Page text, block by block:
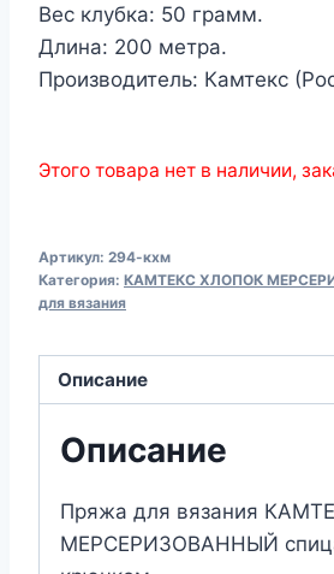
Вес клубка: 50 грамм.
Длина: 200 метра.
Производитель: Камтекс
Этого товара нет в наличии,
Артикул: 294-кхм
Категория: КАМТЕКС ХЛОПОК
для вязания
Описание
Описание
Пряжа для вязания
МЕРСЕРИЗОВАННЫЙ